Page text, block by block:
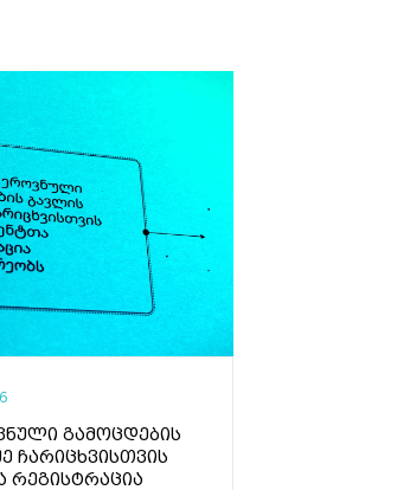
გამოცდების
ჩარიცხვისთვის
რეგისტრაცია